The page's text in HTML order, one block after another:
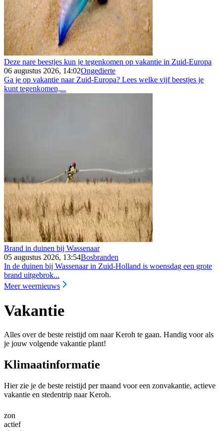
Deze nare beestjes kun je tegenkomen op vakantie in Zuid-Europa
06 augustus 2026, 14:02Ongedierte
Ga je op vakantie naar Zuid-Europa? Lees welke vijf beestjes je
kunt tegenkomen,...
Brand in duinen bij Wassenaar
05 augustus 2026, 13:54Bosbranden
In de duinen bij Wassenaar in Zuid-Holland is woensdag een grote
brand uitgebrok...
Meer weernieuws
Vakantie
Alles over de beste reistijd om naar Keroh te gaan. Handig voor als
je jouw volgende vakantie plant!
Klimaatinformatie
Hier zie je de beste reistijd per maand voor een zonvakantie, actieve
vakantie en stedentrip naar Keroh.
zon
actief